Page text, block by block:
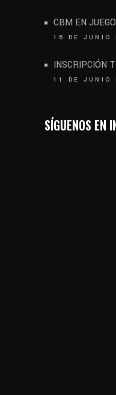
CBM EN
16 DE JUNIO
INSCRIPCIÓN
11 DE JUNIO
SÍGUENOS EN